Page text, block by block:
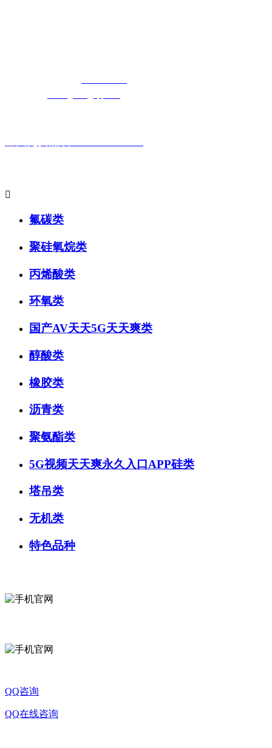

氟碳类
聚硅氧烷类
丙烯酸类
环氧类
国产AV天天5G天天爽类
醇酸类
橡胶类
沥青类
聚氨酯类
5G视频天天爽永久入口APP硅类
塔吊类
无机类
特色品种
QQ咨询
QQ在线咨询